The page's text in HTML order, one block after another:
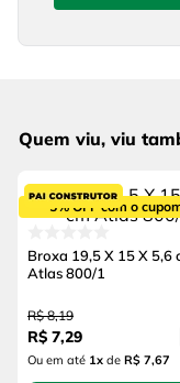
Quem viu, viu
5% OFF com o
Broxa 19,5 X 15 X 5,6
Atlas 800/1
R$ 8,19
R$ 7,29
Ou em até 1x de R$ 7,67